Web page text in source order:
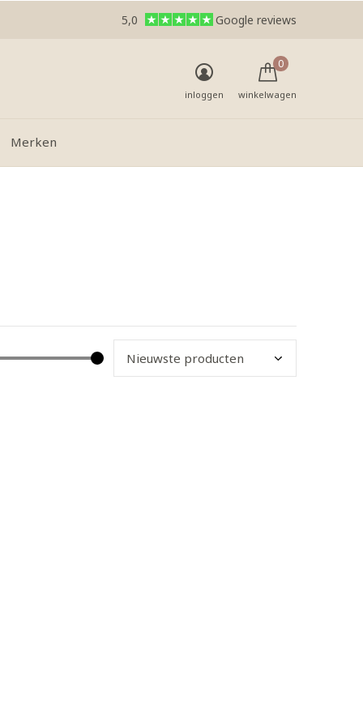
Merken
inloggen winkelwagen
0
5,0 Google reviews